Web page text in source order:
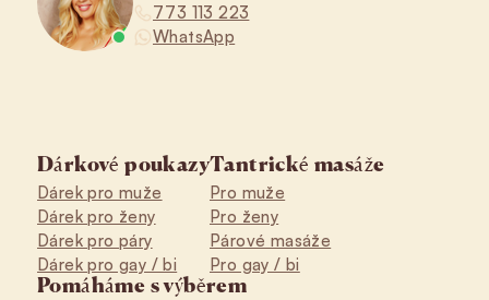
773 113 223
WhatsApp
Dárkové poukazy
Dárek pro muže
Dárek pro ženy
Dárek pro páry
Dárek pro gay / bi
Tantrické masáže
Pro muže
Pro ženy
Párové masáže
Pro gay / bi
Pomáháme s výběrem